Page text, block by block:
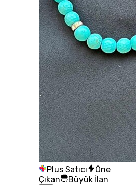
Plus Satıcı
Öne
Çıkan
Büyük İlan